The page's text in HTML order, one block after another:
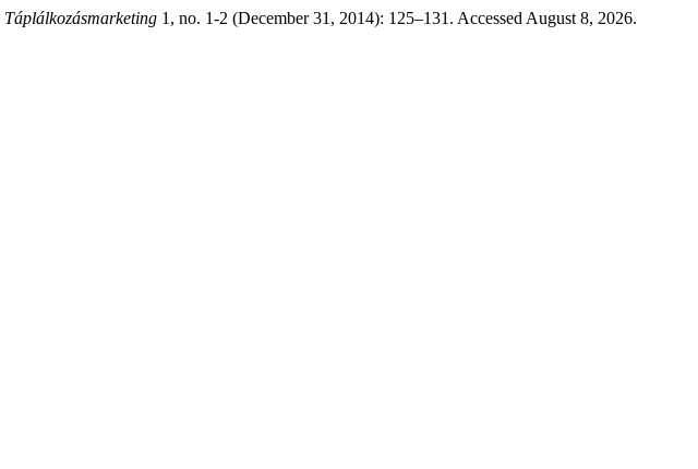
Táplálkozásmarketing 1, no. 1-2 (December 31, 2014): 125–131. Accessed August 8, 2026.